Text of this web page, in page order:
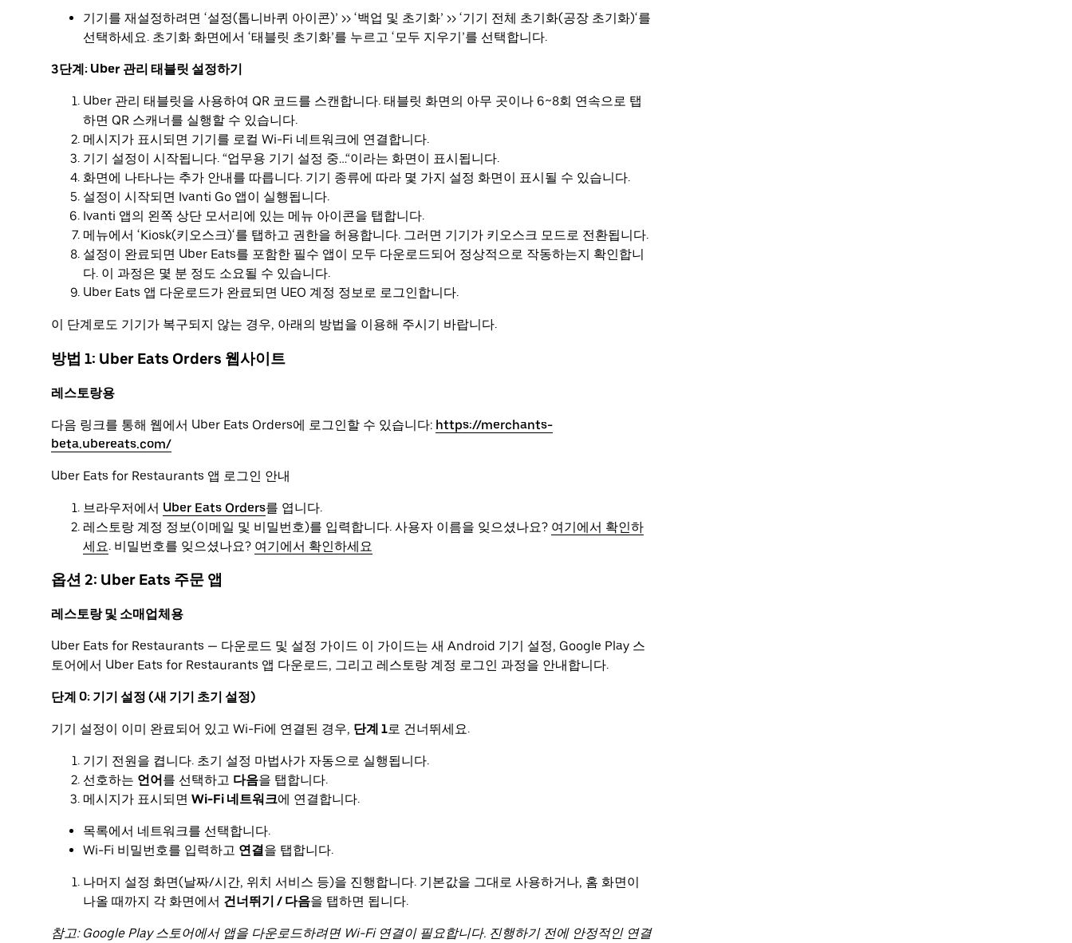
기기를 재설정하려면 ‘설정(톱니바퀴 아이콘)’ >> ‘백업 및 초기화’ >> ‘기기 전체 초기화(공장 초기화)‘를
선택하세요. 초기화 화면에서 ‘태블릿 초기화’를 누르고 ‘모두 지우기’를 선택합니다.
3단계: Uber 관리 태블릿 설정하기
Uber 관리 태블릿을 사용하여 QR 코드를 스캔합니다. 태블릿 화면의 아무 곳이나 6~8회 연속으로 탭
하면 QR 스캐너를 실행할 수 있습니다.
메시지가 표시되면 기기를 로컬 Wi-Fi 네트워크에 연결합니다.
기기 설정이 시작됩니다. “업무용 기기 설정 중…“이라는 화면이 표시됩니다.
화면에 나타나는 추가 안내를 따릅니다. 기기 종류에 따라 몇 가지 설정 화면이 표시될 수 있습니다.
설정이 시작되면 Ivanti Go 앱이 실행됩니다.
Ivanti 앱의 왼쪽 상단 모서리에 있는 메뉴 아이콘을 탭합니다.
메뉴에서 ‘Kiosk(키오스크)‘를 탭하고 권한을 허용합니다. 그러면 기기가 키오스크 모드로 전환됩니다.
설정이 완료되면 Uber Eats를 포함한 필수 앱이 모두 다운로드되어 정상적으로 작동하는지 확인합니
다. 이 과정은 몇 분 정도 소요될 수 있습니다.
Uber Eats 앱 다운로드가 완료되면 UEO 계정 정보로 로그인합니다.
이 단계로도 기기가 복구되지 않는 경우, 아래의 방법을 이용해 주시기 바랍니다.
방법 1: Uber Eats Orders 웹사이트
레스토랑용
다음 링크를 통해 웹에서 Uber Eats Orders에 로그인할 수 있습니다: https://merchants-
beta.ubereats.com/
Uber Eats for Restaurants 앱 로그인 안내
브라우저에서 Uber Eats Orders를 엽니다.
레스토랑 계정 정보(이메일 및 비밀번호)를 입력합니다. 사용자 이름을 잊으셨나요? 여기에서 확인하
세요. 비밀번호를 잊으셨나요? 여기에서 확인하세요
옵션 2: Uber Eats 주문 앱
레스토랑 및 소매업체용
Uber Eats for Restaurants — 다운로드 및 설정 가이드 이 가이드는 새 Android 기기 설정, Google Play 스
토어에서 Uber Eats for Restaurants 앱 다운로드, 그리고 레스토랑 계정 로그인 과정을 안내합니다.
단계 0: 기기 설정 (새 기기 초기 설정)
기기 설정이 이미 완료되어 있고 Wi-Fi에 연결된 경우, 단계 1로 건너뛰세요.
기기 전원을 켭니다. 초기 설정 마법사가 자동으로 실행됩니다.
선호하는 언어를 선택하고 다음을 탭합니다.
메시지가 표시되면 Wi-Fi 네트워크에 연결합니다.
목록에서 네트워크를 선택합니다.
Wi-Fi 비밀번호를 입력하고 연결을 탭합니다.
나머지 설정 화면(날짜/시간, 위치 서비스 등)을 진행합니다. 기본값을 그대로 사용하거나, 홈 화면이
나올 때까지 각 화면에서 건너뛰기 / 다음을 탭하면 됩니다.
참고: Google Play 스토어에서 앱을 다운로드하려면 Wi-Fi 연결이 필요합니다. 진행하기 전에 안정적인 연결